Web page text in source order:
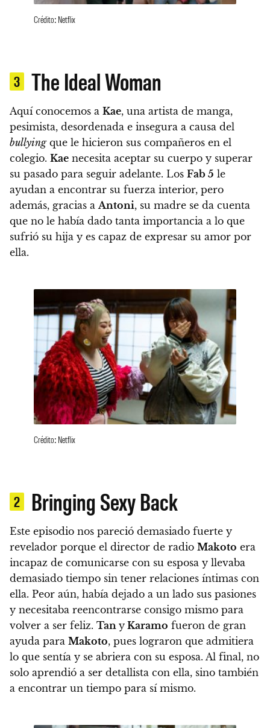
Crédito: Netflix
3 The Ideal Woman
Aquí conocemos a Kae, una artista de manga,
pesimista, desordenada e insegura a causa del
bullyingque le hicieron sus compañeros en el
colegio. Kae necesita aceptar su cuerpo y superar
su pasado para seguir adelante. Los Fab 5 le
ayudan a encontrar su fuerza interior, pero
además, gracias a Antoni, su madre se da cuenta
que no le había dado tanta importancia a lo que
sufrió su hija y es capaz de expresar su amor por
ella.
Crédito: Netflix
2 Bringing Sexy Back
Este episodio nos pareció demasiado fuerte y
revelador porque el director de radio Makoto era
incapaz de comunicarse con su esposa y llevaba
demasiado tiempo sin tener relaciones íntimas con
ella. Peor aún, había dejado a un lado sus pasiones
y necesitaba reencontrarse consigo mismo para
volver a ser feliz. Tan y Karamo fueron de gran
ayuda para Makoto, pues lograron que admitiera
lo que sentía y se abriera con su esposa. Al final, no
solo aprendió a ser detallista con ella, sino también
a encontrar un tiempo para sí mismo.